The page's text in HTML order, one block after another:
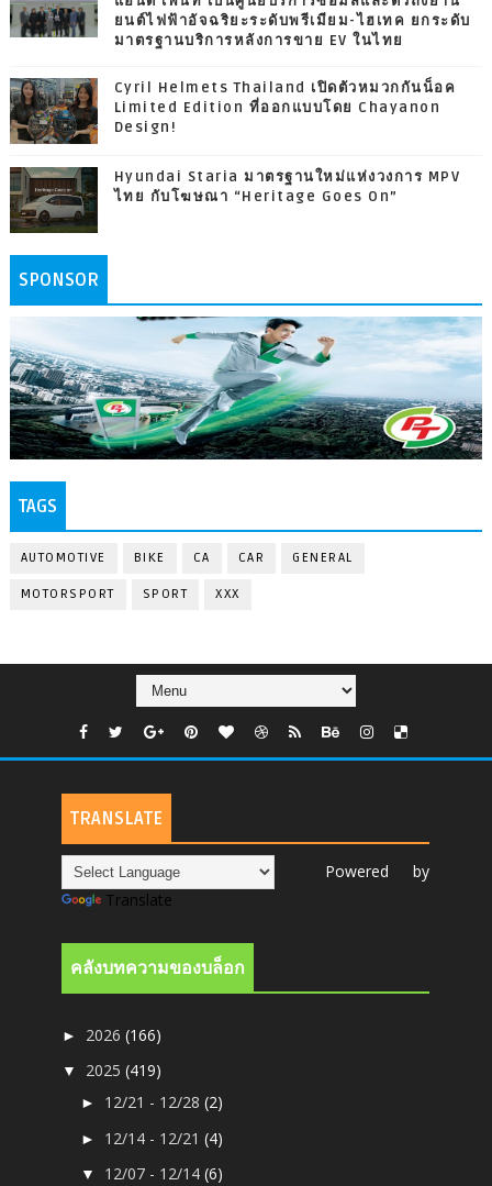
ยนต์ไฟฟ้าอัจฉริยะระดับพรีเมียม-ไฮเทค ยกระดับ
มาตรฐานบริการหลังการขาย EV ในไทย
Cyril Helmets Thailand เปิดตัวหมวกกันน็อค
Limited Edition ที่ออกแบบโดย Chayanon
Design!
Hyundai Staria มาตรฐานใหม่แห่งวงการ MPV
ไทย กับโฆษณา “Heritage Goes On”
SPONSOR
TAGS
AUTOMOTIVE BIKE CA CAR GENERAL
MOTORSPORT SPORT XXX
TRANSLATE
Powered by
Translate
คลังบทความของบล็อก
► 2026(166)
▼ 2025(419)
► 12/21 - 12/28(2)
► 12/14 - 12/21(4)
▼ 12/07 - 12/14(6)